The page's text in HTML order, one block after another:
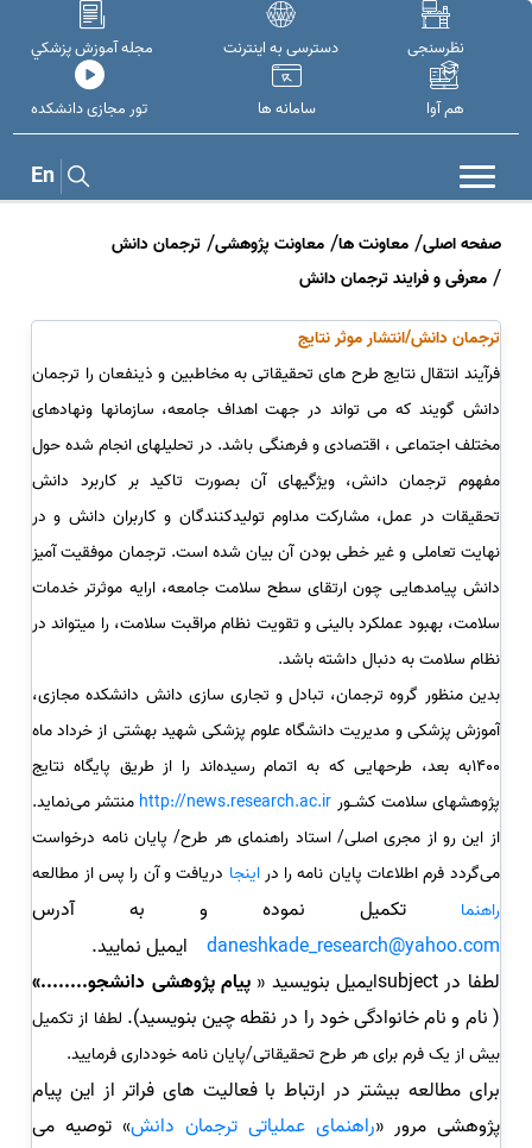
نظرسنجی دسترسی به اینترنت مجله آموزش پزشکي
هم آوا سامانه ها تور مجازی دانشکده
En
صفحه اصلی معاونت ها معاونت پژوهشی ترجمان دانش
معرفی و فرایند ترجمان دانش
ترجمان دانش/انتشار موثر نتایج
فرآیند انتقال نتایج طرح های تحقیقاتی به مخاطبین و ذینفعان را ترجمان
دانش گویند که می تواند در جهت اهداف جامعه، سازمانها ونهادهای
مختلف اجتماعی ، اقتصادی و فرهنگی باشد. در تحلیلهای انجام شده حول
مفهوم ترجمان دانش، ویژگیهای آن بصورت تاکید بر کاربرد دانش
تحقیقات در عمل، مشارکت مداوم تولیدکنندگان و کاربران دانش و در
نهایت تعاملی و غیر خطی بودن آن بیان شده است. ترجمان موفقیت آمیز
دانش پیامدهایی چون ارتقای سطح سلامت جامعه، ارایه موثرتر خدمات
سلامت، بهبود عملکرد بالینی و تقویت نظام مراقبت سلامت، را میتواند در
نظام سلامت به دنبال داشته باشد.
بدین منظور گروه ترجمان، تبادل و تجاری سازی دانش دانشکده مجازی،
آموزش پزشکی و مدیریت دانشگاه علوم پزشکی شهید بهشتی از خرداد ماه
1400به بعد، طرحهایی که به اتمام رسیده‌اند را از طریق پایگاه نتایج
پژوهشهای سلامت کشـور http://news.research.ac.ir منتشر می‌نماید.
از این رو از مجری اصلی/ استاد راهنمای هر طرح/ پایان نامه درخواست
میگردد فرم اطلاعات پایان نامه را دراینجا دریافت و آن را پس از مطالعه
راهنما
تکمیل نموده و به آدرس
daneshkade_research@yahoo.com
ایمیل نمایید.
لطفا درsubjectایمیل بنویسید «پیام پژوهشی دانشجو........»
( نام و نام خانوادگی خود را در نقطه چین بنویسید). لطفا از تکمیل
بیش از یک فرم برای هر طرح تحقیقاتی/پایان نامه خودداری فرمایید.
برای مطالعه بیشتر در ارتباط با فعالیت های فراتر از این پیام
پژوهشی مرور «راهنمای عملیاتی ترجمان دانش» توصیه می